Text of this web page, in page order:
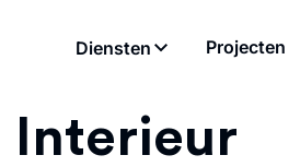
Diensten Projecten
Interieur